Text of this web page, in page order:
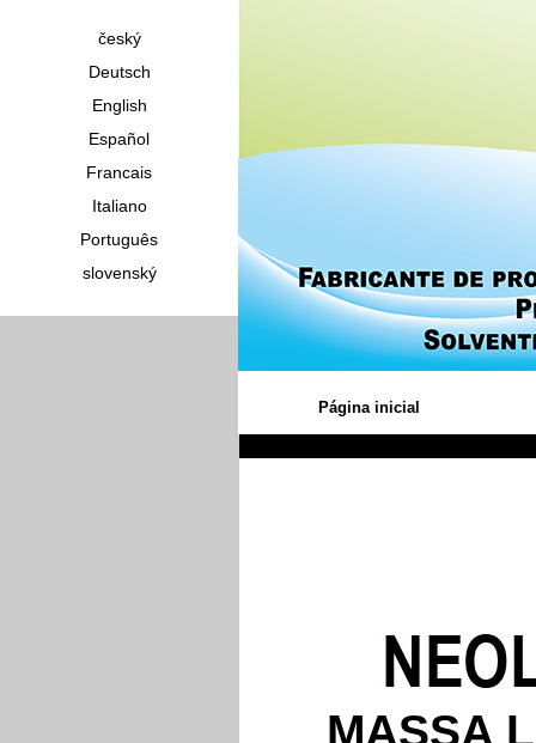
český
Deutsch
English
Español
Francais
Italiano
Português
slovenský
Página inicial
MASSA